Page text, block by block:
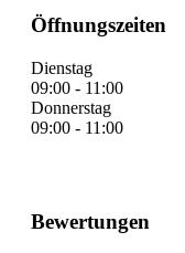
Öffnungszeiten
Dienstag
09:00 - 11:00
Donnerstag
09:00 - 11:00
Bewertungen